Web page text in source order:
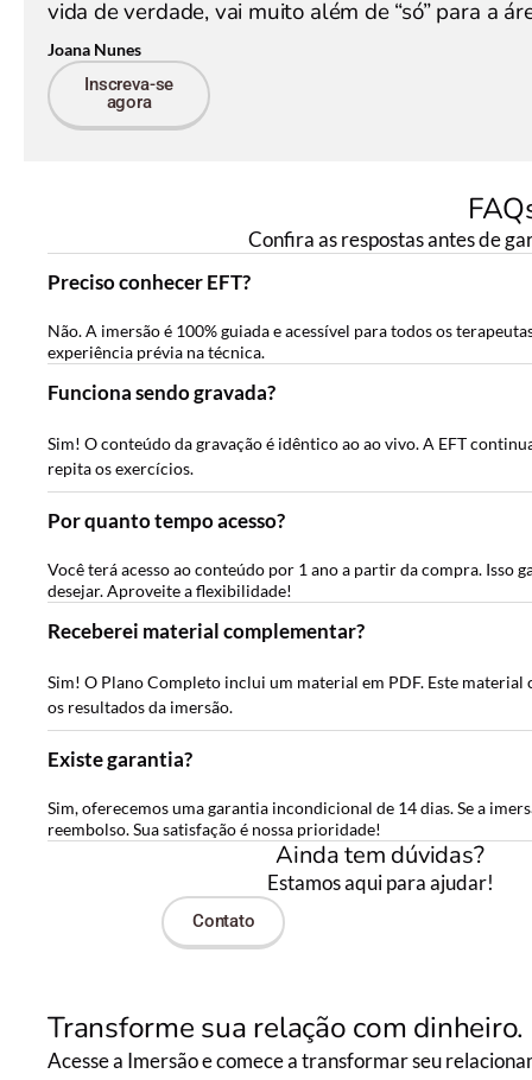
vida de verdade, vai muito além de “só” para a
Joana Nunes
Inscreva-se
agora
Confira as respostas antes de
Preciso conhecer EFT?
Não. A imersão é 100% guiada e acessível para todos os
experiência prévia na técnica.
Funciona sendo gravada?
Sim! O conteúdo da gravação é idêntico ao ao vivo. A EFT
repita os exercícios.
Por quanto tempo acesso?
Você terá acesso ao conteúdo por 1 ano a partir da compra. Isso
desejar. Aproveite a flexibilidade!
Receberei material complementar?
Sim! O Plano Completo inclui um material em PDF. Este
os resultados da imersão.
Existe garantia?
Sim, oferecemos uma garantia incondicional de 14 dias. Se a
reembolso. Sua satisfação é nossa prioridade!
Ainda tem dúvidas?
Estamos aqui para ajudar!
Contato
Transforme sua relação com dinheiro.
Acesse a Imersão e comece a transformar seu